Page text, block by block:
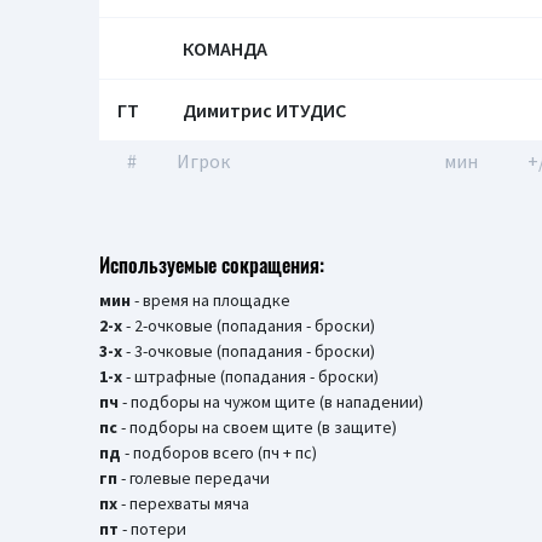
КОМАНДА
ГТ Димитрис ИТУДИС
# Игрок мин
Используемые сокращения:
мин - время на площадке
2-х- 2-очковые (попадания - броски)
3-х- 3-очковые (попадания - броски)
1-х- штрафные (попадания - броски)
пч - подборы на чужом щите (в нападении)
пс- подборы на своем щите (в защите)
пд - подборов всего (пч + пс)
гп - голевые передачи
пх- перехваты мяча
пт - потери